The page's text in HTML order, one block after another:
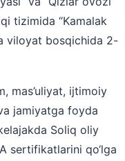
tizimida “Kamalak
viloyat bosqichida 2-
mas’uliyat, ijtimoiy
jamiyatga foyda
Soliq oliy
sertifikatlarini qo‘lga